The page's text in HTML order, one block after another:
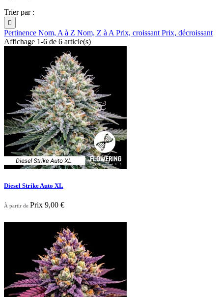
Trier par :

Pertinence Nom, A à Z Nom, Z à A Prix, croissant Prix, décroissant
Affichage 1-6 de 6 article(s)
Diesel Strike Auto XL
À partir de Prix 9,00 €
Aperçu rapide